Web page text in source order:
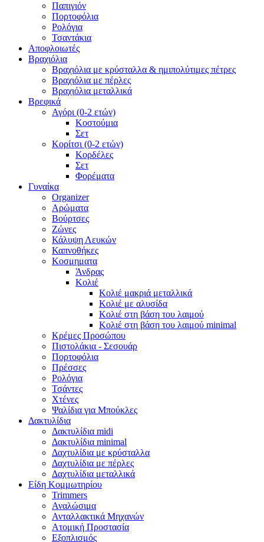
Παπιγιόν
Πορτοφόλια
Ρολόγια
Τσαντάκια
Αποφλοιωτές
Βραχιόλια
Βραχιόλια με κρύσταλλα & ημιπολύτιμες πέτρες
Βραχιόλια με πέρλες
Βραχιόλια μεταλλικά
Βρεφικά
Αγόρι (0-2 ετών)
Κοστούμια
Σετ
Κορίτσι (0-2 ετών)
Κορδέλες
Σετ
Φορέματα
Γυναίκα
Organizer
Αρώματα
Βούρτσες
Ζώνες
Κάλυψη Λευκών
Καπνοθήκες
Κοσμηματα
Άνδρας
Κολιέ
Κολιέ μακριά μεταλλικά
Κολιέ με αλυσίδα
Κολιέ στη βάση του λαιμού
Κολιέ στη βάση του λαιμού minimal
Κρέμες Προσώπου
Πιστολάκια - Σεσουάρ
Πορτοφόλια
Πρέσσες
Ρολόγια
Τσάντες
Χτένες
Ψαλίδια για Μπούκλες
Δακτυλίδια
Δακτυλίδια midi
Δακτυλίδια minimal
Δαχτυλίδια με κρύσταλλα
Δαχτυλίδια με πέρλες
Δαχτυλίδια μεταλλικά
Είδη Κομμωτηρίου
Trimmers
Αναλώσιμα
Ανταλλακτικά Μηχανών
Ατομική Προστασία
Εξοπλισμός